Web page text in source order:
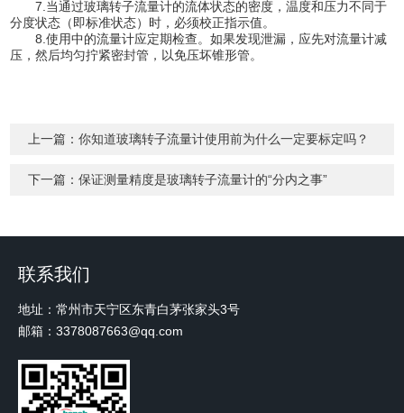
7.当通过玻璃转子流量计的流体状态的密度，温度和压力不同于
分度状态（即标准状态）时，必须校正指示值。
8.使用中的流量计应定期检查。如果发现泄漏，应先对流量计减
压，然后均匀拧紧密封管，以免压坏锥形管。
上一篇：你知道玻璃转子流量计使用前为什么一定要标定吗？
下一篇：保证测量精度是玻璃转子流量计的“分内之事”
联系我们
地址：常州市天宁区东青白茅张家头3号
邮箱：3378087663@qq.com